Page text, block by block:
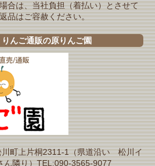
合は、当社負担（着払い）とさせて
品はご容赦ください。
んご通販の原りんご園
川町上片桐2311-1（県道沿い 松川イ
隣り）TEL:090-3565-9077